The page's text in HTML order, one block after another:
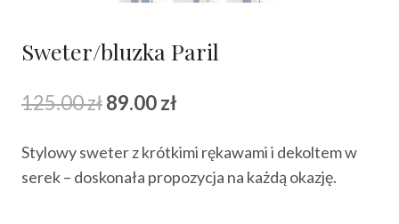
Sweter/bluzka Paril
125.00złPierwotna
wynosiła:
89.00zł
wynosi:
Stylowy sweter z krótkimi rękawami i dekoltem w
serek – doskonała propozycja na każdą okazję.